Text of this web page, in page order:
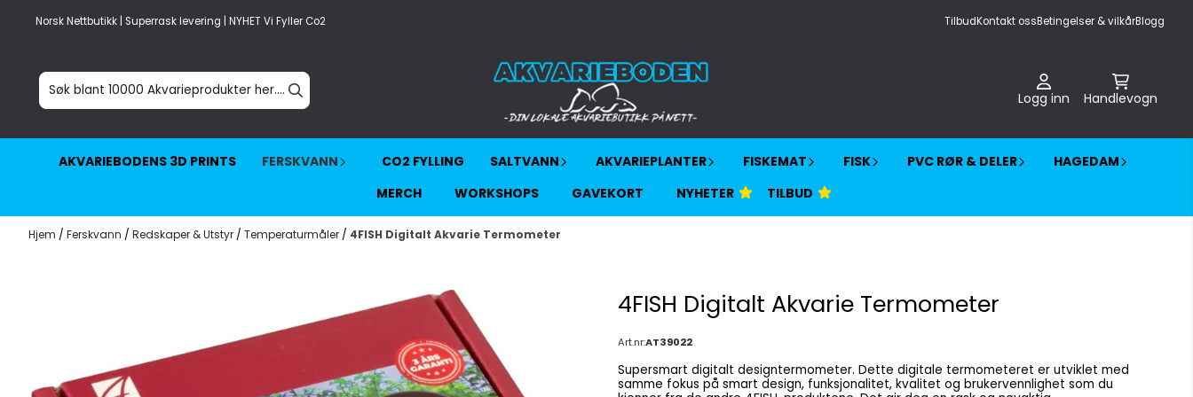
Hopp til innhold
Norsk Nettbutikk | Superrask levering | NYHET Vi Fyller Co2 TilbudKontakt ossBetingelser & vilkårBlogg
Logg inn Handlevogn
AKVARIEBODENS 3D PRINTS FERSKVANN CO2 FYLLING SALTVANN AKVARIEPLANTER FISKEMAT FISK PVC RØR & DELER
HAGEDAM
MERCH
WORKSHOPS GAVEKORT NYHETER TILBUD
Hjem / Ferskvann / Redskaper & Utstyr / Temperaturmåler / 4FISH Digitalt Akvarie Termometer
4FISH Digitalt Akvarie Termometer
Art.nr:AT39022
Supersmart digitalt designtermometer. Dette digitale termometeret er utviklet med
samme fokus på smart design, funksjonalitet, kvalitet og brukervennlighet som du